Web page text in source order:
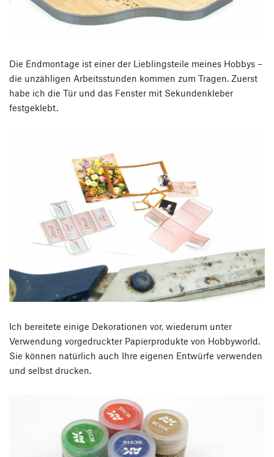
Die Endmontage ist einer der Lieblingsteile meines Hobbys –
die unzähligen Arbeitsstunden kommen zum Tragen. Zuerst
habe ich die Tür und das Fenster mit Sekundenkleber
festgeklebt.
Ich bereitete einige Dekorationen vor, wiederum unter
Verwendung vorgedruckter Papierprodukte von Hobbyworld.
Sie können natürlich auch Ihre eigenen Entwürfe verwenden
und selbst drucken.